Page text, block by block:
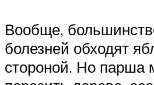
Вообще,
болезней обходят
стороной. Но парша